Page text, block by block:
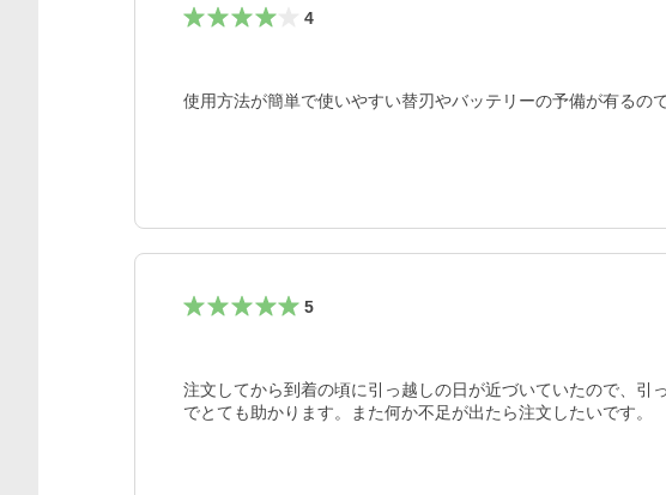
4
使用方法が簡単で使いやすい替刃やバッテリーの予備が有るの
5
注文してから到着の頃に引っ越しの日が近づいていたので、
でとても助かります。また何か不足が出たら注文したいです。